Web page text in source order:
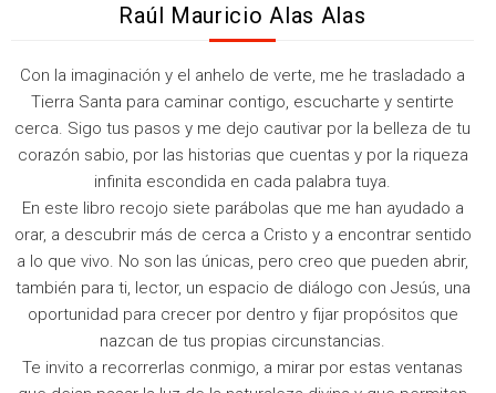
Raúl Mauricio Alas Alas
Con la imaginación y el anhelo de verte, me he trasladado a
Tierra Santa para caminar contigo, escucharte y sentirte
cerca. Sigo tus pasos y me dejo cautivar por la belleza de tu
corazón sabio, por las historias que cuentas y por la riqueza
infinita escondida en cada palabra tuya.
En este libro recojo siete parábolas que me han ayudado a
orar, a descubrir más de cerca a Cristo y a encontrar sentido
a lo que vivo. No son las únicas, pero creo que pueden abrir,
también para ti, lector, un espacio de diálogo con Jesús, una
oportunidad para crecer por dentro y fijar propósitos que
nazcan de tus propias circunstancias.
Te invito a recorrerlas conmigo, a mirar por estas ventanas